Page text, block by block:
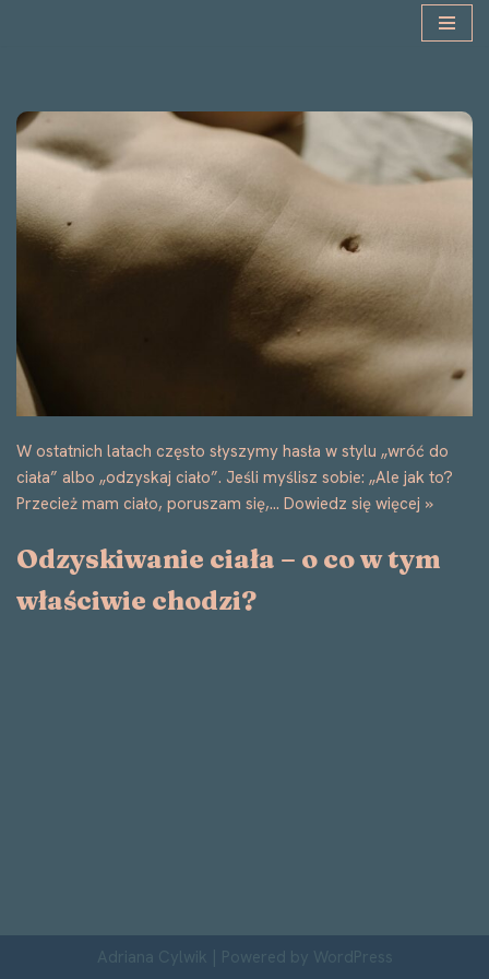
treści
W ostatnich latach często słyszymy hasła w stylu „wróć do
ciała” albo „odzyskaj ciało”. Jeśli myślisz sobie: „Ale jak to?
Przecież mam ciało, poruszam się,… Dowiedz się więcej »
Odzyskiwanie ciała – o co w tym
właściwie chodzi?
Adriana Cylwik | Powered by WordPress